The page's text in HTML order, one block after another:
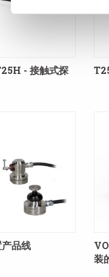
- 接触式探
品线
装